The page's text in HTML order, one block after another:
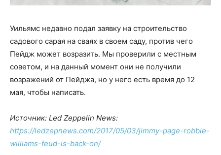
Уильямс недавно подал заявку на строительство
садового сарая на сваях в своем саду, против чего
Пейдж может возразить. Мы проверили с местным
советом, и на данный момент они не получили
возражений от Пейджа, но у него есть время до 12
мая, чтобы написать.
Источник: Led Zeppelin News:
https://ledzepnews.com/2017/05/03/jimmy-page-robbie-
williams-feud-is-back-on/